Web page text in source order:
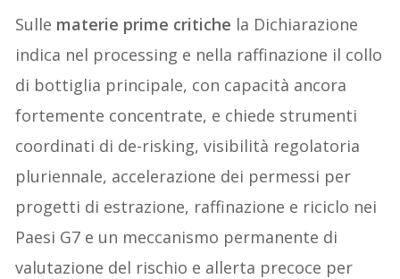
Sulle materie prime critiche la Dichiarazione
indica nel processing e nella raffinazione il collo
di bottiglia principale, con capacità ancora
fortemente concentrate, e chiede strumenti
coordinati di de-risking, visibilità regolatoria
pluriennale, accelerazione dei permessi per
progetti di estrazione, raffinazione e riciclo nei
Paesi G7 e un meccanismo permanente di
valutazione del rischio e allerta precoce per